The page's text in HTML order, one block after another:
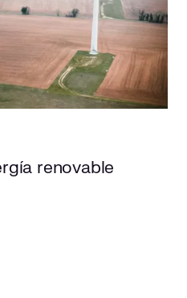
renovable